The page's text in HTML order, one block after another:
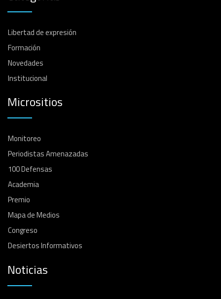
Libertad de expresión
Formación
Novedades
Institucional
Micrositios
Monitoreo
Periodistas Amenazadas
100 Defensas
Academia
Premio
Mapa de Medios
Congreso
Desiertos Informativos
Noticias